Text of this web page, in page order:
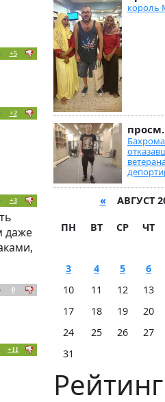
король
Бахрома
« АВГУСТ
ПН ВТ СР ЧТ
3
4 5 6
10
11 12 13
17
18 19 20
24
25 26 27
31
Рейтинг
+5
+2
+3
даже
0
+11